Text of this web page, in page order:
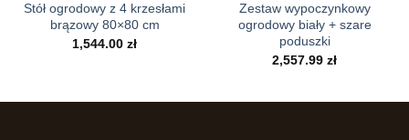
Stół ogrodowy z 4 krzesłami
brązowy 80×80 cm
1,544.00 zł
Zestaw wypoczynkowy
ogrodowy biały + szare
poduszki
2,557.99 zł